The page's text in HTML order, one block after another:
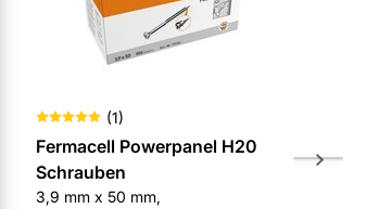
(1)
Fermacell Powerpanel H20
Schrauben
3,9 mm x 50 mm,
60 mm x